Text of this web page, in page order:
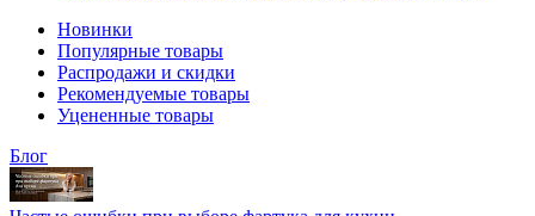
Новинки
Популярные товары
Распродажи и скидки
Рекомендуемые товары
Уцененные товары
Бло